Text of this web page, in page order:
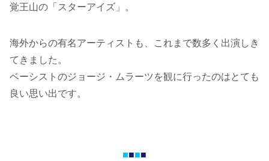
覚王山の「スターアイズ」。
海外からの有名アーティストも、これまで数多く出演しき
てきました。
ベーシストのジョージ・ムラーツを観に行ったのはとても
良い思い出です。
■■■■